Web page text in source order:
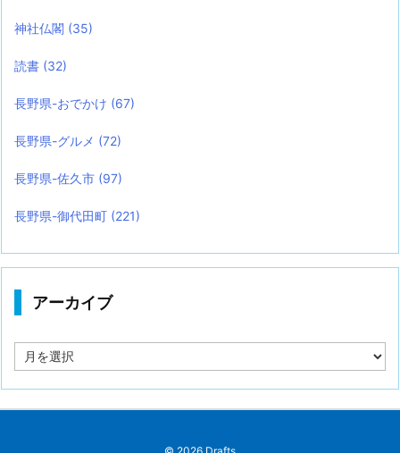
神社仏閣 (35)
読書 (32)
長野県-おでかけ (67)
長野県-グルメ (72)
長野県-佐久市 (97)
長野県-御代田町 (221)
アーカイブ
ー